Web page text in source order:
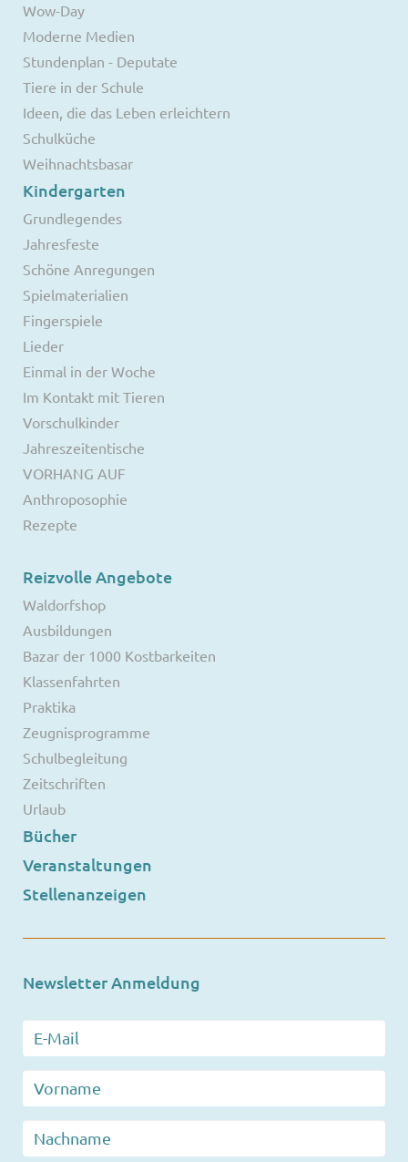
Wow-Day
Moderne Medien
Stundenplan - Deputate
Tiere in der Schule
Ideen, die das Leben erleichtern
Schulküche
Weihnachtsbasar
Kindergarten
Grundlegendes
Jahresfeste
Schöne Anregungen
Spielmaterialien
Fingerspiele
Lieder
Einmal in der Woche
Im Kontakt mit Tieren
Vorschulkinder
Jahreszeitentische
VORHANG AUF
Anthroposophie
Rezepte
Reizvolle Angebote
Waldorfshop
Ausbildungen
Bazar der 1000 Kostbarkeiten
Klassenfahrten
Praktika
Zeugnisprogramme
Schulbegleitung
Zeitschriften
Urlaub
Bücher
Veranstaltungen
Stellenanzeigen
Newsletter Anmeldung